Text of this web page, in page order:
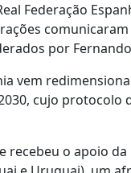
Federação
por
vem
cujo protocolo
o apoio